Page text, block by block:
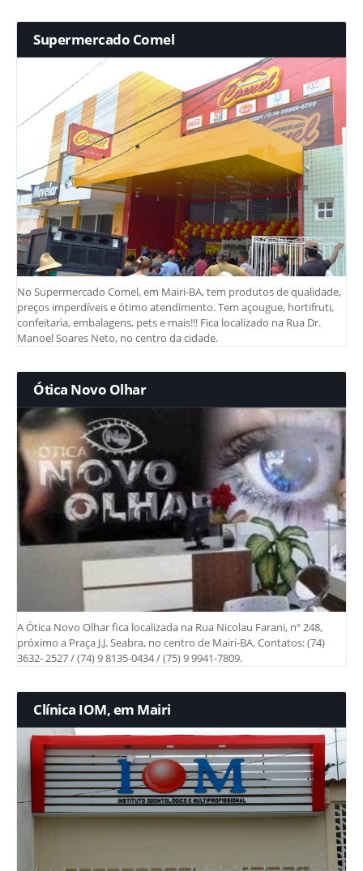
Supermercado Comel
No Supermercado Comel, em Mairi-BA, tem produtos de qualidade,
preços imperdíveis e ótimo atendimento. Tem açougue, hortifruti,
confeitaria, embalagens, pets e mais!!! Fica localizado na Rua Dr.
Manoel Soares Neto, no centro da cidade.
Ótica Novo Olhar
A Ótica Novo Olhar fica localizada na Rua Nicolau Farani, nº 248,
próximo a Praça J.J. Seabra, no centro de Mairi-BA. Contatos: (74)
3632- 2527 / (74) 9 8135-0434 / (75) 9 9941-7809.
Clínica IOM, em Mairi